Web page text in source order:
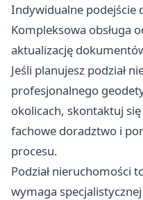
Indywidualne podejście
Kompleksowa obsługa
aktualizację
Jeśli planujesz podział
profesjonalnego
okolicach, skontaktuj
fachowe doradztwo i
procesu.
Podział nieruchomości
wymaga